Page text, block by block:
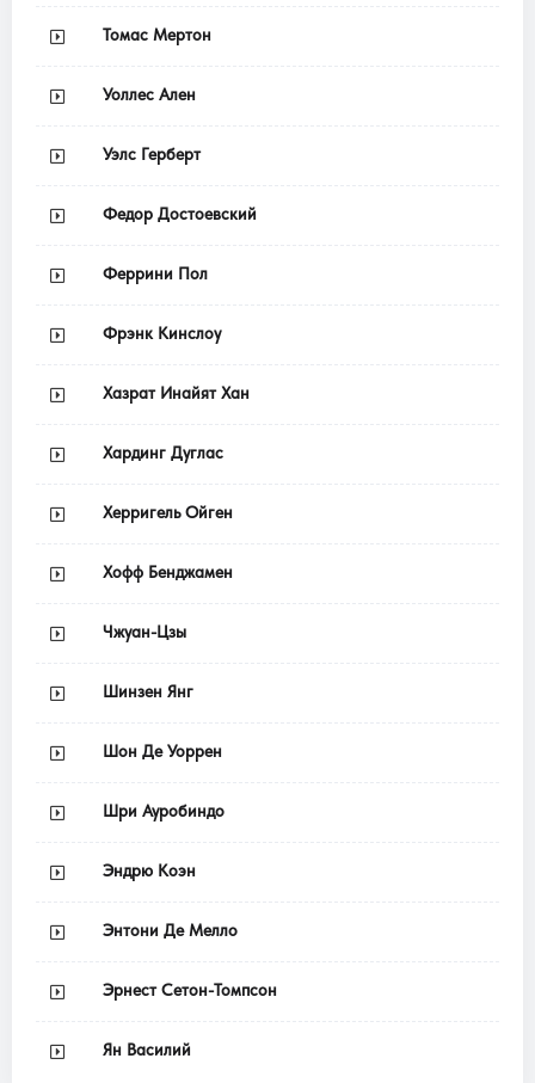
Томас Мертон
Уоллес Ален
Уэлс Герберт
Федор Достоевский
Феррини Пол
Фрэнк Кинслоу
Хазрат Инайят Хан
Хардинг Дуглас
Херригель Ойген
Хофф Бенджамен
Чжуан-Цзы
Шинзен Янг
Шон Де Уоррен
Шри Ауробиндо
Эндрю Коэн
Энтони Де Мелло
Эрнест Сетон-Томпсон
Ян Василий